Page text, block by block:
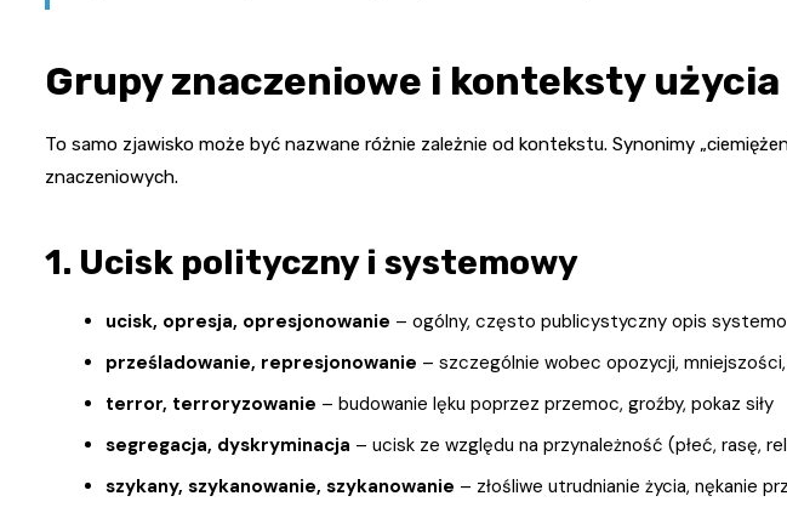
Grupy znaczeniowe i konteksty użycia
To samo zjawisko może być nazwane różnie zależnie od kontekstu. Synonimy
znaczeniowych.
1. Ucisk polityczny i systemowy
ucisk, opresja, opresjonowanie – ogólny, często publicystyczny opis
prześladowanie, represjonowanie – szczególnie wobec opozycji,
terror, terroryzowanie – budowanie lęku poprzez przemoc, groźby, pokaz siły
segregacja, dyskryminacja – ucisk ze względu na przynależność (płeć, rasę,
szykany, szykanowanie, szykanowanie – złośliwe utrudnianie życia, nękanie